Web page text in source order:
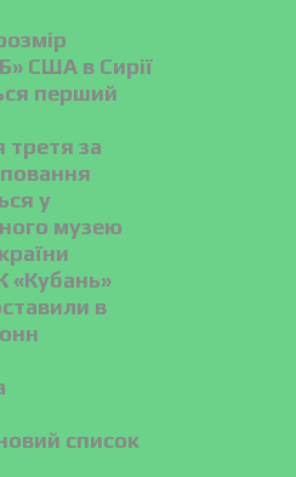
США в Сирії
перший
третя за
у
музею
«Кубань»
в
список